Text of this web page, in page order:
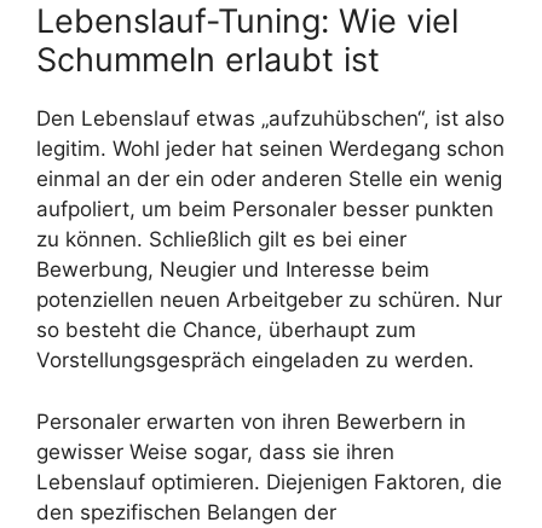
Lebenslauf-Tuning: Wie viel
Schummeln erlaubt ist
Den Lebenslauf etwas „aufzuhübschen“, ist also
legitim. Wohl jeder hat seinen Werdegang schon
einmal an der ein oder anderen Stelle ein wenig
aufpoliert, um beim Personaler besser punkten
zu können. Schließlich gilt es bei einer
Bewerbung, Neugier und Interesse beim
potenziellen neuen Arbeitgeber zu schüren. Nur
so besteht die Chance, überhaupt zum
Vorstellungsgespräch eingeladen zu werden.
Personaler erwarten von ihren Bewerbern in
gewisser Weise sogar, dass sie ihren
Lebenslauf optimieren. Diejenigen Faktoren, die
den spezifischen Belangen der